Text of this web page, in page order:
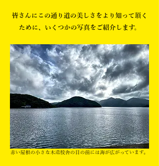
皆さんにこの通り道の美しさをより知って頂く
ために、いくつかの写真をご紹介します。
赤い屋根の小さな木造校舎の目の前には海が広がっています。